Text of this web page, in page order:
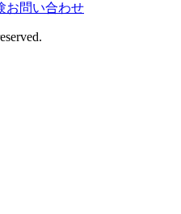
お問い合わせ